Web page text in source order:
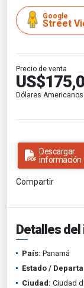
Google
Street
Precio de venta
Dólares Americanos
Descargar
información
Compartir
Detalles
País: Panamá
Estado /
Ciudad: Ciudad